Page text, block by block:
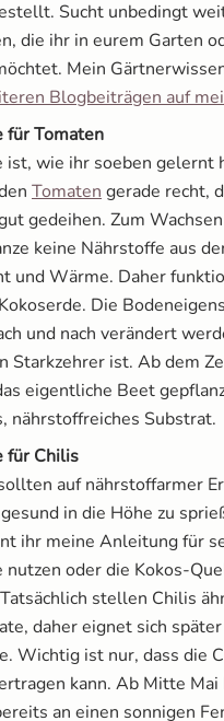
Sucht unbedingt
die ihr in eurem Garten
Mein
Blogbeiträgen auf
für Tomaten
ist, wie ihr soeben gelernt
Tomaten öffnet in
gerade recht,
gedeihen. Zum
keine Nährstoffe aus
und Wärme. Daher
Die
und nach verändert
Starkzehrer ist. Ab dem
eigentliche Beet
nährstoffreiches Substrat.
für Chilis
in neuem Fenster
auf nährstoffarmer
in die Höhe zu
ihr meine Anleitung für
nutzen oder die Kokos-
stellen Chilis
daher eignet sich
Wichtig ist nur, dass die
kann. Ab Mitte Mai
an einen sonnigen